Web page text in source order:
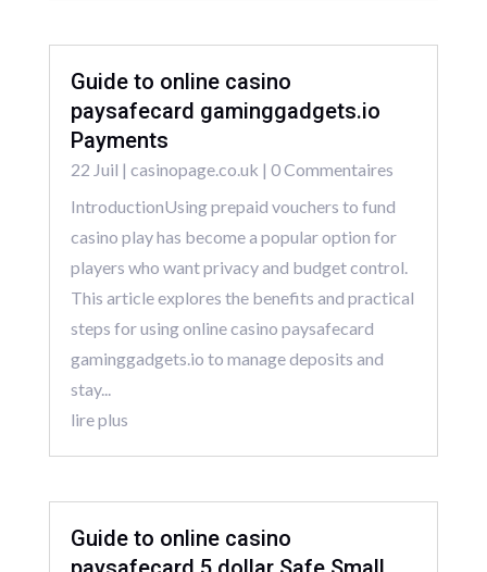
Guide to online casino
paysafecard gaminggadgets.io
Payments
22 Juil | casinopage.co.uk | 0 Commentaires
IntroductionUsing prepaid vouchers to fund
casino play has become a popular option for
players who want privacy and budget control.
This article explores the benefits and practical
steps for using online casino paysafecard
gaminggadgets.io to manage deposits and
stay...
lire plus
Guide to online casino